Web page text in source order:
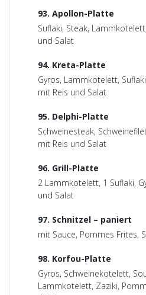
93. Apollon-Platte
Suflaki, Steak,
und Salat
94. Kreta-Platte
Gyros, Lammkotelett,
mit Reis und Salat
95. Delphi-Platte
Schweinesteak,
mit Reis und Salat
96. Grill-Platte
2 Lammkotelett, 1 Suflaki,
und Salat
97. Schnitzel – paniert
mit Sauce, Pommes Frites,
98. Korfou-Platte
Gyros, Schweinekotelett,
Lammkotelett, Zaziki,